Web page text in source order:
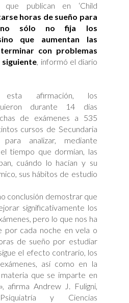
que publican en ‘Child
horas de sueño para
no sólo no fija los
que aumentan las
con problemas
siguiente, informó el diario
esta afirmación, los
durante 14 días
de exámenes a 535
cursos de Secundaria
analizar, mediante
tiempo que dormían, las
cuándo lo hacían y su
sus hábitos de estudio
conclusión demostrar que
significativamente los
pero lo que nos ha
por cada noche en vela o
de sueño por estudiar
el efecto contrario, los
así como en la
que se imparte en
afirma Andrew J. Fuligni,
y Ciencias